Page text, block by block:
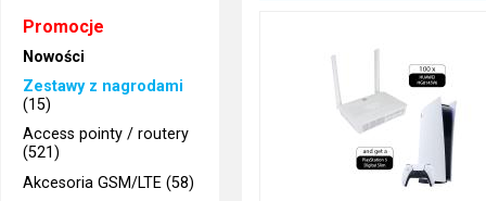
Promocje
Nowości
Zestawy z nagrodami
(15)
Access pointy / routery
(521)
Akcesoria GSM/LTE (58)